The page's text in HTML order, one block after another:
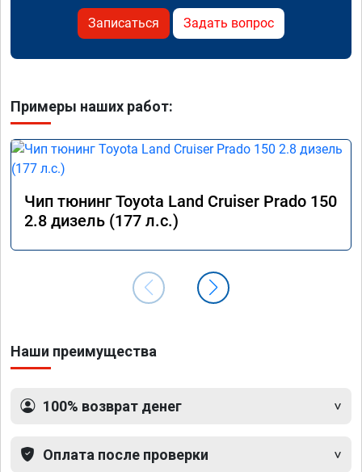
Записаться Задать вопрос
Примеры наших работ:
Чип тюнинг Toyota Land Cruiser Prado 150
2.8 дизель (177 л.с.)
Наши преимущества
100% возврат денег
Оплата после проверки